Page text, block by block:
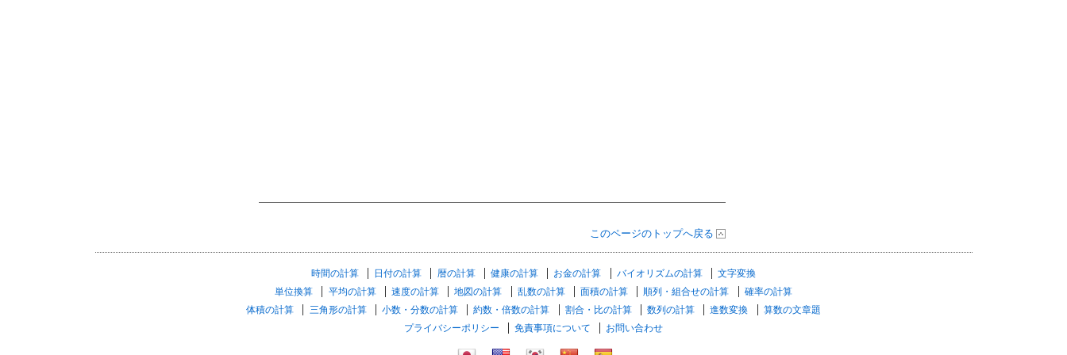
このページのトップへ戻る
時間の計算 日付の計算 暦の計算 健康の計算 お金の計算 バイオリズムの計算
文字変換
単位換算
平均の計算 速度の計算 地図の計算 乱数の計算 面積の計算 順列・組合せの計算
確率の計算
体積の計算
三角形の計算 小数・分数の計算 約数・倍数の計算 割合・比の計算 数列の計算 進数変換
算数の文章題
プライバシーポリシー
免責事項について お問い合わせ